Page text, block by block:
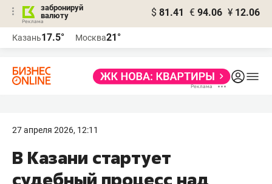
забронируй
валюту
$ 81.41 € 94.06 ¥ 12.06
Казань17.5° Москва21°
27 апреля 2026, 12:11
В Казани стартует
судебный процесс над